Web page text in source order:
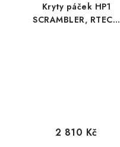
Kryty páček HP1
SCRAMBLER, RTECH
2 810 Kč